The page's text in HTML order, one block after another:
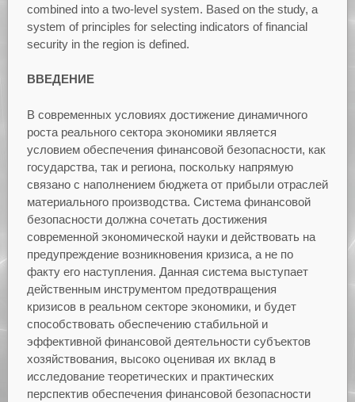
combined into a two-level system. Based on the study, a
system of principles for selecting indicators of financial
security in the region is defined.
ВВЕДЕНИЕ
В современных условиях достижение динамичного
роста реального сектора экономики является
условием обеспечения финансовой безопасности, как
государства, так и региона, поскольку напрямую
связано с наполнением бюджета от прибыли отраслей
материального производства. Система финансовой
безопасности должна сочетать достижения
современной экономической науки и действовать на
предупреждение возникновения кризиса, а не по
факту его наступления. Данная система выступает
действенным инструментом предотвращения
кризисов в реальном секторе экономики, и будет
способствовать обеспечению стабильной и
эффективной финансовой деятельности субъектов
хозяйствования, высоко оценивая их вклад в
исследование теоретических и практических
перспектив обеспечения финансовой безопасности